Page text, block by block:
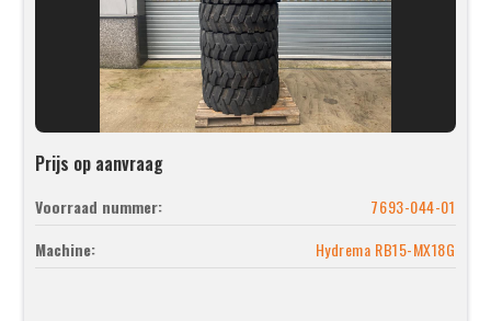
Prijs op aanvraag
Voorraad nummer:
7693-044-01
Machine:
Hydrema RB15-MX18G